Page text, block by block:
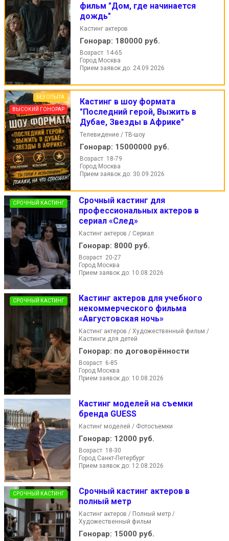
фильм "Дом, где начинается
дождь"
Кастинг актеров
Гонорар: 180000 руб.
Возраст 14-65
Город Москва
Прием заявок до: 24.09.2026
БЕЗ ОПЫТА
ВЫСОКИЙ ГОНОРАР
Кастинг в шоу формата
"Последний герой, Выжить в
Дубае, Звезды в Африке"
Телевидение / ТВ-шоу
Гонорар: 15000000 руб.
Возраст 18-79
Город Москва
Прием заявок до: 30.09.2026
СРОЧНЫЙ КАСТИНГ
Срочный кастинг для
профессиональных актеров в
сериал «След»
Кастинг актеров / Сериал
Гонорар: 8000 руб.
Возраст 20-27
Город Москва
Прием заявок до: 10.08.2026
СРОЧНЫЙ КАСТИНГ
Кастинг актеров для учебного
некоммерческого фильма
«Августовская ночь»
Кастинг актеров / Художественный фильм /
Кастинги для детей
Гонорар: по договорённости
Возраст 6-85
Город Москва
Прием заявок до: 10.08.2026
Кастинг моделей на съемки
бренда GUESS
Кастинг моделей / Фотосъемки
Гонорар: 12000 руб.
Возраст 18-30
Город Санкт-Петербург
Прием заявок до: 12.08.2026
СРОЧНЫЙ КАСТИНГ
Срочный кастинг актеров в
полный метр
Кастинг актеров / Полный метр /
Художественный фильм
Гонорар: 15000 руб.